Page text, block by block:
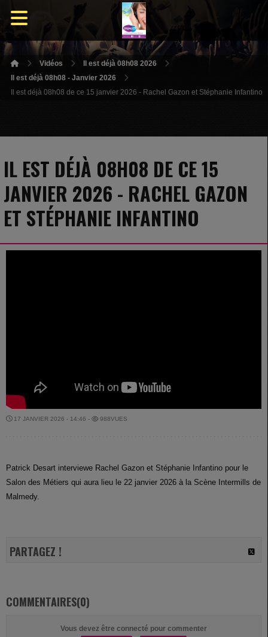
Vidéos
Il est déjà 08h08 2026
Il est déjà 08h08 - Janvier 2026
Il est déjà 08h08 de ce 15 janvier 2026 - Rachel Gazon et Stéphanie Infantino
IL EST DÉJÀ 08H08 DE CE 15
JANVIER 2026 - RACHEL GAZON
ET STÉPHANIE INFANTINO
17 JANVIER 2026 - 14:46 - 988VUES
Patrick Desart interviewe Rachel Gazon et Stéphanie Infantino pour le
Salon des Métiers qui aura lieu le 22 janvier 2026 à la Scène Intermills de
Malmedy.
PARTAGEZ !
COMMENTAIRES(0)
Vous devez être connecté pour commenter